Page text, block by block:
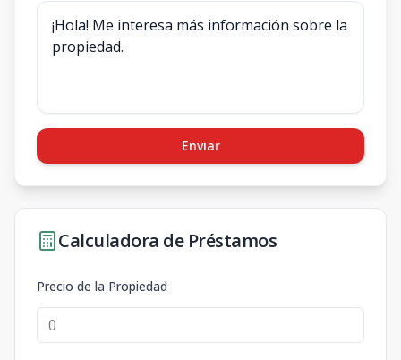
Enviar
Calculadora de Préstamos
Precio de la Propiedad